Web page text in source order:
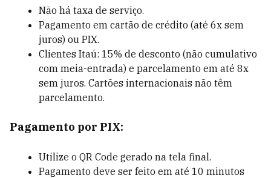
Não há taxa de serviço.
Pagamento em cartão de crédito (até 6x sem
juros) ou PIX.
Clientes Itaú: 15% de desconto (não cumulativo
com meia-entrada) e parcelamento em até 8x
sem juros. Cartões internacionais não têm
parcelamento.
Pagamento por PIX:
Utilize o QR Code gerado na tela final.
Pagamento deve ser feito em até 10 minutos